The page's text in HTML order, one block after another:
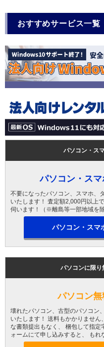
おすすめサービス一覧
パソコン・ス
パソコン・ス
不要になったパソコン、スマホ、
いたします！ 査定額2,000円以上
伺います！（※離島等一部地域を除
パソコン・スマ
パソコンに限り
パソコン
壊れたパソコン、古型のパソコン
いたします！ 送料もかかりませ
な書類提出もなく、 梱包して指
ォームにて申し込みすると、 もれ